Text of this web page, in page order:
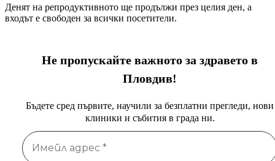
Денят на репродуктивното ще продължи през целия ден, а
входът е свободен за всички посетители.
Не пропускайте важното за здравето в
Пловдив!
Бъдете сред първите, научили за безплатни прегледи, нови
клиники и събития в града ни.